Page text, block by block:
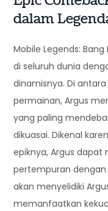
dalam
Mobile Legends:
di seluruh dunia
dinamisnya. Di
permainan, Argus
yang paling
dikuasai. Dikenal
epiknya, Argus
pertempuran dengan
akan menyelidiki
memanfaatkan